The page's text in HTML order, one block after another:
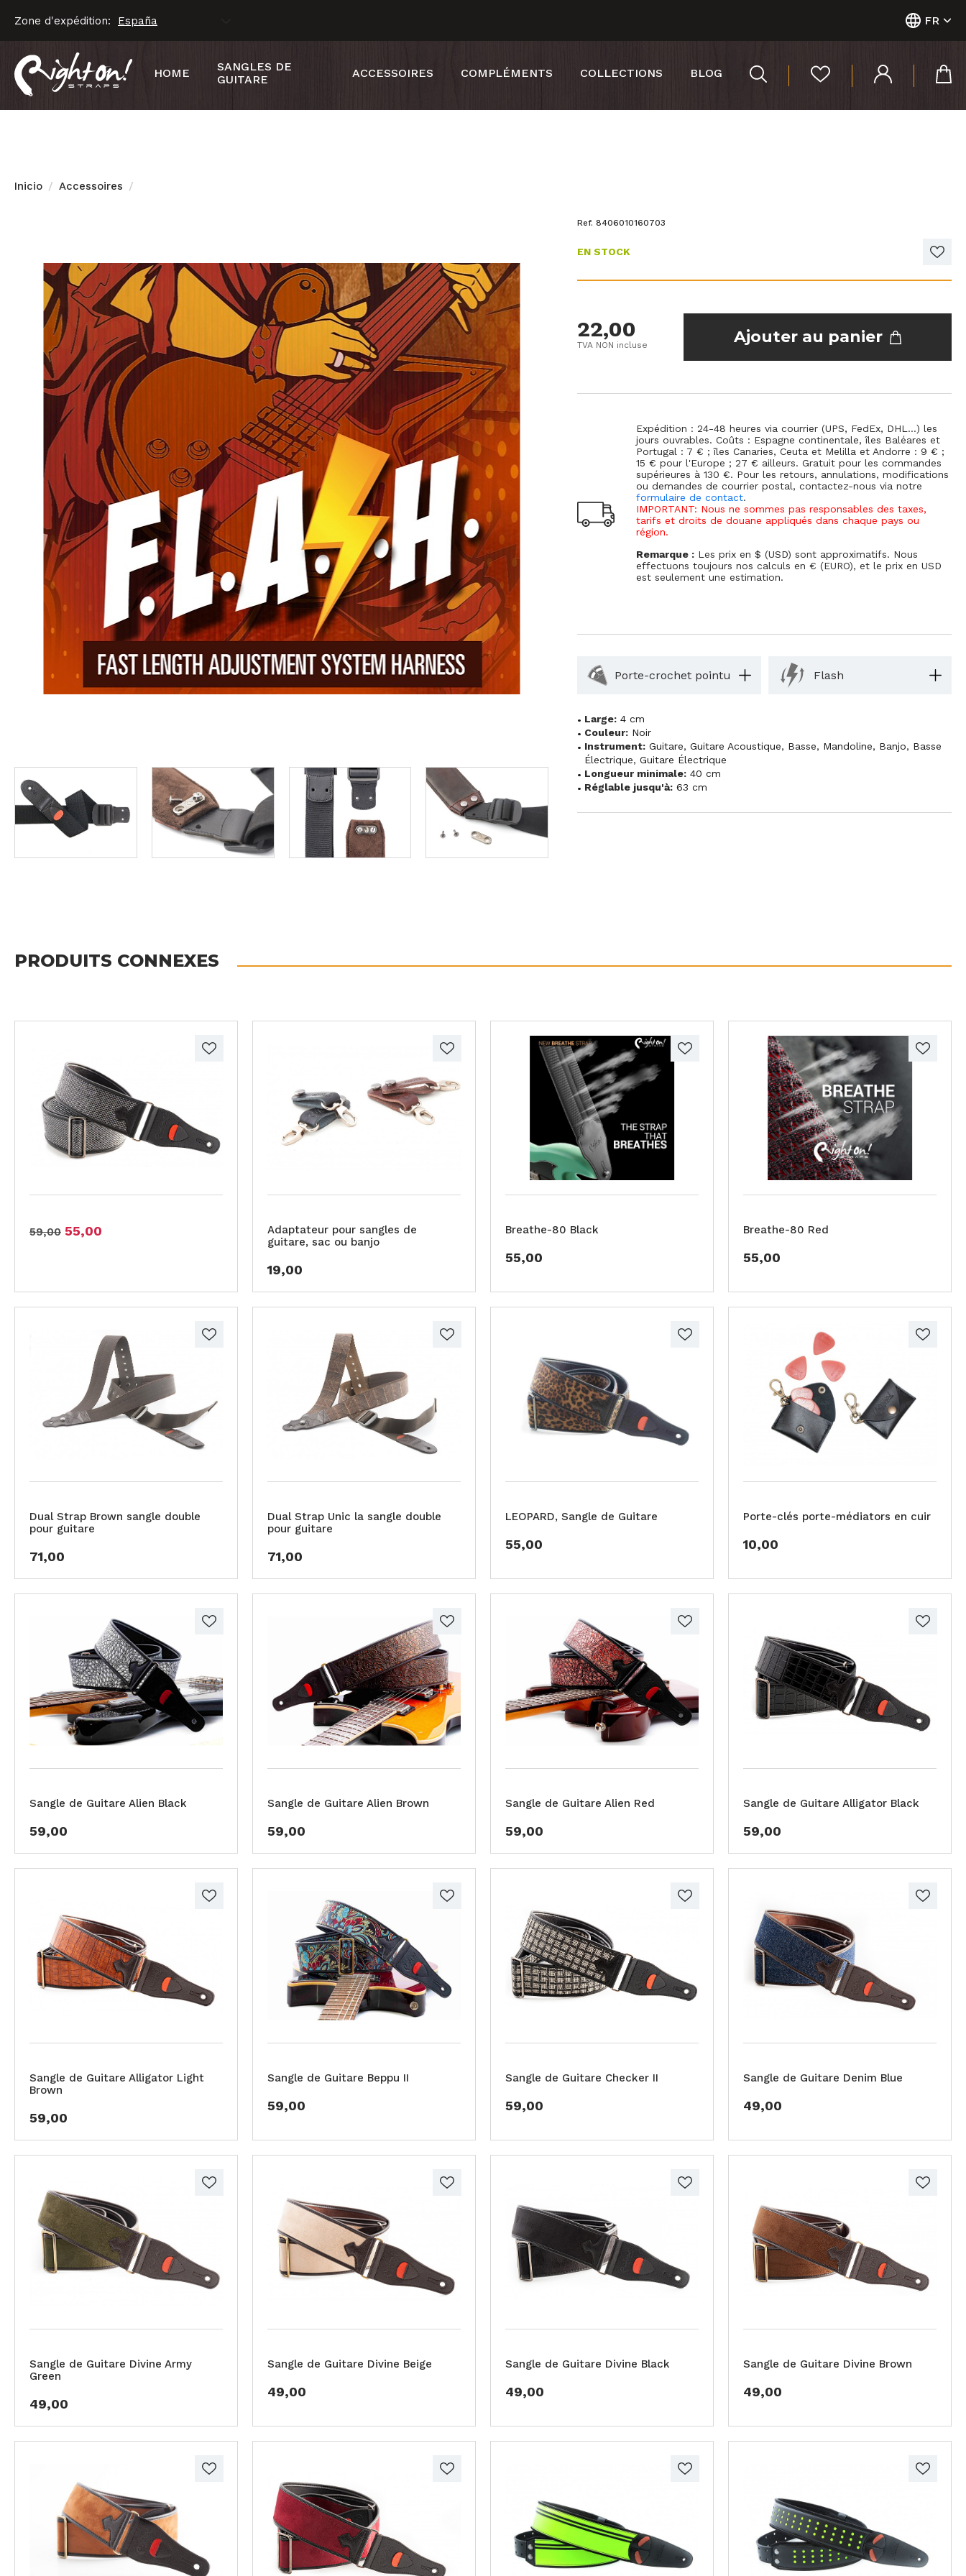
Zone d'expédition: FR
HOME
SANGLES DE
GUITARE
ACCESSOIRES COMPLÉMENTS COLLECTIONS BLOG
Inicio Accessoires
Ref. 8406010160703
EN STOCK
22,00
TVA NON incluse Ajouter au panier
Expédition : 24-48 heures via courrier (UPS, FedEx, DHL...) les
jours ouvrables. Coûts : Espagne continentale, îles Baléares et
Portugal : 7 € ; îles Canaries, Ceuta et Melilla et Andorre : 9 € ;
15 € pour l'Europe ; 27 € ailleurs. Gratuit pour les commandes
supérieures à 130 €. Pour les retours, annulations, modifications
ou demandes de courrier postal, contactez-nous via notre
formulaire de contact.
IMPORTANT: Nous ne sommes pas responsables des taxes,
tarifs et droits de douane appliqués dans chaque pays ou
région.
Remarque : Les prix en $ (USD) sont approximatifs. Nous
effectuons toujours nos calculs en € (EURO), et le prix en USD
est seulement une estimation.
Porte-crochet pointu Flash
Large: 4 cm
Couleur: Noir
Instrument: Guitare,Guitare Acoustique, Basse, Mandoline, Banjo, Basse
Électrique,Guitare Électrique
Longueur minimale: 40 cm
Réglable jusqu'à: 63 cm
PRODUITS CONNEXES
59,00 55,00
Adaptateur pour sangles de
guitare, sac ou banjo
19,00
Breathe-80 Black
55,00
Breathe-80 Red
55,00
Dual Strap Brown sangle double
pour guitare
71,00
Dual Strap Unic la sangle double
pour guitare
71,00
LEOPARD, Sangle de Guitare
55,00
Porte-clés porte-médiators en cuir
10,00
Sangle de Guitare Alien Black
59,00
Sangle de Guitare Alien Brown
59,00
Sangle de Guitare Alien Red
59,00
Sangle de Guitare Alligator Black
59,00
Sangle de Guitare Alligator Light
Brown
59,00
Sangle de Guitare Beppu II
59,00
Sangle de Guitare Checker II
59,00
Sangle de Guitare Denim Blue
49,00
Sangle de Guitare Divine Army
Green
49,00
Sangle de Guitare Divine Beige
49,00
Sangle de Guitare Divine Black
49,00
Sangle de Guitare Divine Brown
49,00